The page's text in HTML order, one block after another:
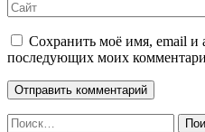
Сохранить моё имя, email и
последующих моих
Найти: